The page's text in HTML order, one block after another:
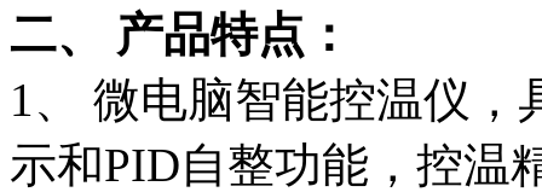
二、 产品特点：
1、 微电脑智能控温仪
示和PID自整功能，控温